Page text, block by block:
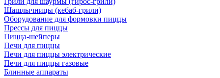
Шашлычницы (кебаб-грили)
Оборудование для формовки пиццы
Прессы для пиццы
Пицца-шейперы
Печи для пиццы
Печи для пиццы электрические
Печи для пиццы газовые
Блинные аппараты